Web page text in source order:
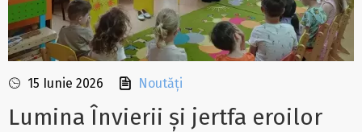
15 Iunie 2026 Noutăți
Lumina Învierii și jertfa eroilor